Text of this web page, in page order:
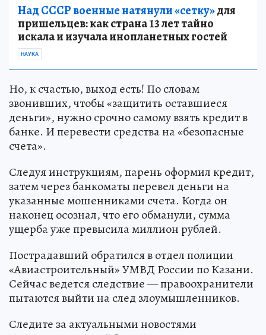
Над СССР военные натянули «сетку»для
пришельцев: как страна 13 лет тайно
искала и изучала инопланетных гостей
НАУКА
Но, к счастью, выход есть! По словам
звонивших, чтобы «защитить оставшиеся
деньги», нужно срочно самому взять кредит в
банке. И перевести средства на «безопасные
счета».
Следуя инструкциям, парень оформил кредит,
затем через банкоматы перевел деньги на
указанные мошенниками счета. Когда он
наконец осознал, что его обманули, сумма
ущерба уже превысила миллион рублей.
Пострадавший обратился в отдел полиции
«Авиастроительный» УМВД России по Казани.
Сейчас ведется следствие — правоохранители
пытаются выйти на след злоумышленников.
Следите за актуальными новостями